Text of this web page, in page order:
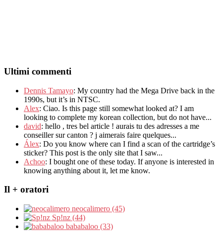
Ultimi commenti
Dennis Tamayo: My country had the Mega Drive back in the
1990s, but it’s in NTSC.
Alex: Ciao. Is this page still somewhat looked at? I am
looking to complete my korean collection, but do not have...
david: hello , tres bel article ! aurais tu des adresses a me
conseiller sur canton ? j aimerais faire quelques...
Álex: Do you know where can I find a scan of the cartridge’s
sticker? This post is the only site that I saw...
Achoo: I bought one of these today. If anyone is interested in
knowing anything about it, let me know.
Il + oratori
neocalimero (45)
Sp!nz (44)
bababaloo (33)